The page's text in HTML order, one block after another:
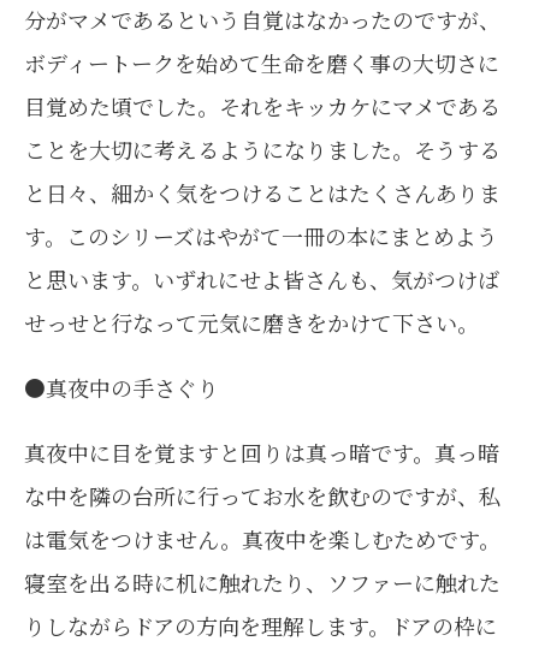
分がマメであるという自覚はなかったのですが、
ボディートークを始めて生命を磨く事の大切さに
目覚めた頃でした。それをキッカケにマメである
ことを大切に考えるようになりました。そうする
と日々、細かく気をつけることはたくさんありま
す。このシリーズはやがて一冊の本にまとめよう
と思います。いずれにせよ皆さんも、気がつけば
せっせと行なって元気に磨きをかけて下さい。
●真夜中の手さぐり
真夜中に目を覚ますと回りは真っ暗です。真っ暗
な中を隣の台所に行ってお水を飲むのですが、私
は電気をつけません。真夜中を楽しむためです。
寝室を出る時に机に触れたり、ソファーに触れた
りしながらドアの方向を理解します。ドアの枠に